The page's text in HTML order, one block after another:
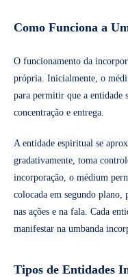
Como Funciona a
O funcionamento da
própria. Inicialmente, o
para permitir que a entidade
concentração e entrega.
A entidade espiritual se
gradativamente, toma
incorporação, o médium
colocada em segundo
nas ações e na fala. Cada
manifestar na umbanda
Tipos de Entidades